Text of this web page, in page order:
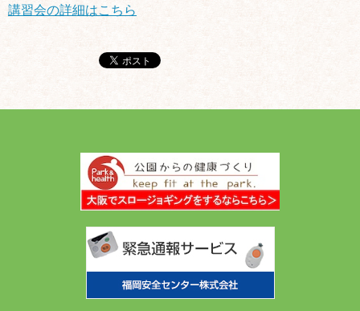
講習会の詳細はこちら